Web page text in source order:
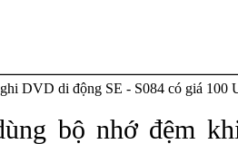
DVD di động SE - S084 có giá 100
bộ nhớ đệm